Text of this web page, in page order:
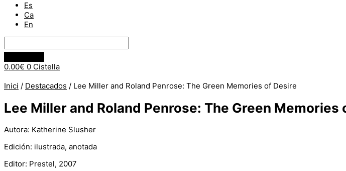
Es
Ca
En
0.00€ 0 Cistella
Inici / Destacados / Lee Miller and Roland Penrose: The Green Memories of Desire
Lee Miller and Roland Penrose: The Green Memories
Autora: Katherine Slusher
Edición: ilustrada, anotada
Editor: Prestel, 2007